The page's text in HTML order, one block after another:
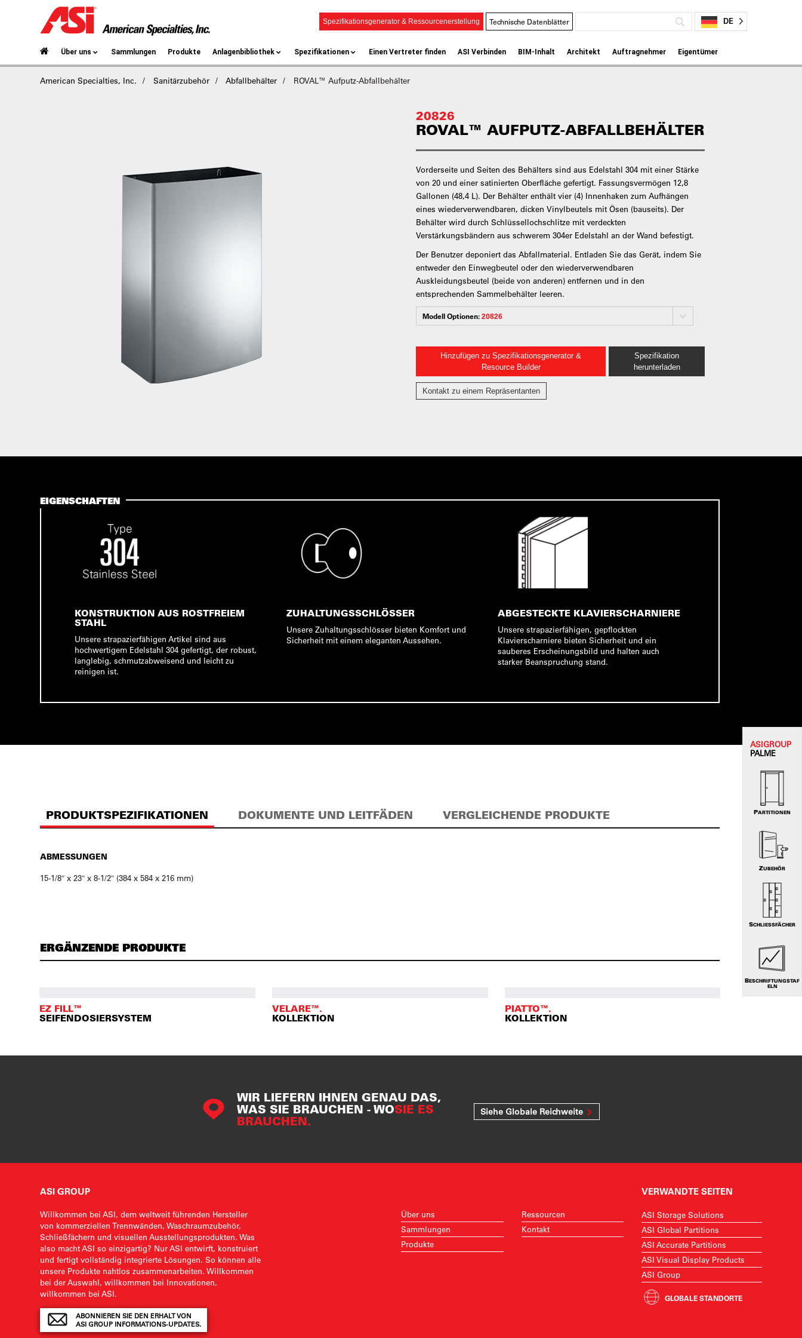
Spezifikationsgenerator & Ressourcenerstellung Technische Datenblätter DE
Über uns Sammlungen Produkte Anlagenbibliothek Spezifikationen Einen Vertreter finden ASI Verbinden BIM-Inhalt Architekt Auftragnehmer Eigentümer
American Specialties, Inc. Sanitärzubehör Abfallbehälter ROVAL™ Aufputz-Abfallbehälter
20826
ROVAL™ AUFPUTZ-ABFALLBEHÄLTER
Vorderseite und Seiten des Behälters sind aus Edelstahl 304 mit einer Stärke
von 20 und einer satinierten Oberfläche gefertigt. Fassungsvermögen 12,8
Gallonen (48,4 L). Der Behälter enthält vier (4) Innenhaken zum Aufhängen
eines wiederverwendbaren, dicken Vinylbeutels mit Ösen (bauseits). Der
Behälter wird durch Schlüssellochschlitze mit verdeckten
Verstärkungsbändern aus schwerem 304er Edelstahl an der Wand befestigt.
Der Benutzer deponiert das Abfallmaterial. Entladen Sie das Gerät, indem Sie
entweder den Einwegbeutel oder den wiederverwendbaren
Auskleidungsbeutel (beide von anderen) entfernen und in den
entsprechenden Sammelbehälter leeren.
Modell Optionen:20826
Hinzufügen zu Spezifikationsgenerator &
Resource Builder
Spezifikation
herunterladen
Kontakt zu einem Repräsentanten
EIGENSCHAFTEN
KONSTRUKTION AUS ROSTFREIEM
STAHL
Unsere strapazierfähigen Artikel sind aus
hochwertigem Edelstahl 304 gefertigt, der robust,
langlebig, schmutzabweisend und leicht zu
reinigen ist.
ZUHALTUNGSSCHLÖSSER
Unsere Zuhaltungsschlösser bieten Komfort und
Sicherheit mit einem eleganten Aussehen.
ABGESTECKTE KLAVIERSCHARNIERE
Unsere strapazierfähigen, gepflockten
Klavierscharniere bieten Sicherheit und ein
sauberes Erscheinungsbild und halten auch
starker Beanspruchung stand.
PRODUKTSPEZIFIKATIONEN DOKUMENTE UND LEITFÄDEN VERGLEICHENDE PRODUKTE
ABMESSUNGEN
15-1/8″ x 23″ x 8-1/2″ (384 x 584 x 216 mm)
ERGÄNZENDE PRODUKTE
EZ FILL™
SEIFENDOSIERSYSTEM
VELARE™.
KOLLEKTION
PIATTO™.
KOLLEKTION
WIR LIEFERN IHNEN GENAU DAS,
WAS SIE BRAUCHEN - WOSIE ES
BRAUCHEN.
Siehe Globale Reichweite
ASIGROUP
PALME
PARTITIONEN
ZUBEHÖR
SCHLIESSFÄCHER
BESCHRIFTUNGSTAF
ELN
ASI GROUP
Willkommen bei ASI, dem weltweit führenden Hersteller
von kommerziellen Trennwänden, Waschraumzubehör,
Schließfächern und visuellen Ausstellungsprodukten. Was
also macht ASI so einzigartig? Nur ASI entwirft, konstruiert
und fertigt vollständig integrierte Lösungen. So können alle
unsere Produkte nahtlos zusammenarbeiten. Willkommen
bei der Auswahl, willkommen bei Innovationen,
willkommen bei ASI.
ABONNIEREN SIE DEN ERHALT VON
ASI GROUP INFORMATIONS-UPDATES.
Über uns
Sammlungen
Produkte
Ressourcen
Kontakt
VERWANDTE SEITEN
ASI Storage Solutions
ASI Global Partitions
ASI Accurate Partitions
ASI Visual Display Products
ASI Group
GLOBALE STANDORTE